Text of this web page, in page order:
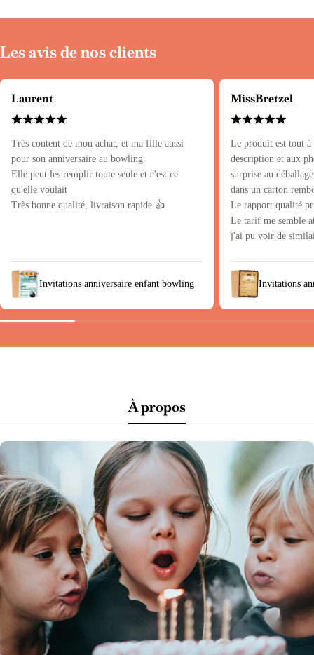
Les avis de nos clients
Laurent
Très content de mon achat, et ma fille aussi
pour son anniversaire au bowling
Elle peut les remplir toute seule et c'est ce
qu'elle voulait
Très bonne qualité, livraison rapide 👍
Invitations anniversaire enfant bowling
MissBretzel
Le produit est tout
description et aux
surprise au
dans un carton
Le rapport qualité
Le tarif me semble
j'ai pu voir de
Invitations
À propos